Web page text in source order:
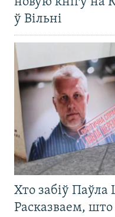
ў Вільні
Хто забіў Паўла
Расказваем,